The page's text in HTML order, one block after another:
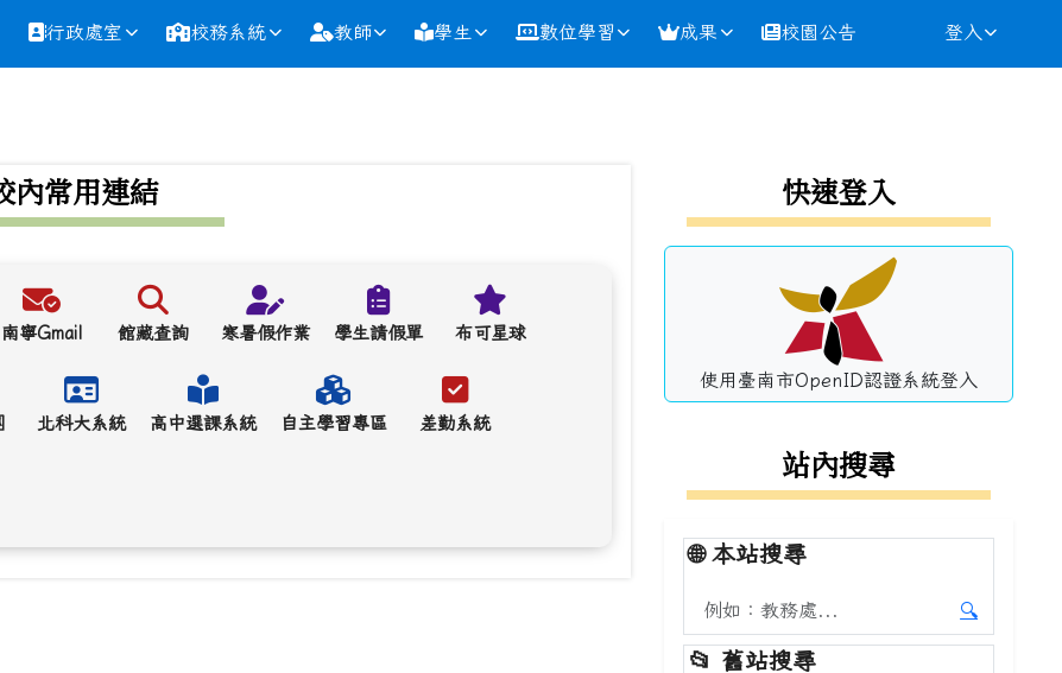
行政處室 校務系統 教師 學生 數位學習 成果 校園公告 登入
內常用連結
南寧Gmail 館藏查詢 寒暑假作業 學生請假單 布可星球
北科大系統 高中選課系統 自主學習專區 差勤系統
左邊區域內容
快速登入
使用臺南市OpenID認證系統登入
站內搜尋
🌐本站搜尋
搜尋本站內容
🔍
開始本站
📂 舊站搜尋